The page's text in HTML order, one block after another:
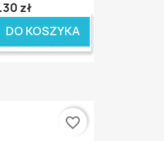
zł
DO KOSZYKA
favorite_border